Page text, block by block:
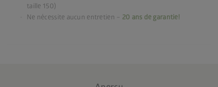
taille 150)
Ne nécessite aucun entretien – 20 ans de garantie!